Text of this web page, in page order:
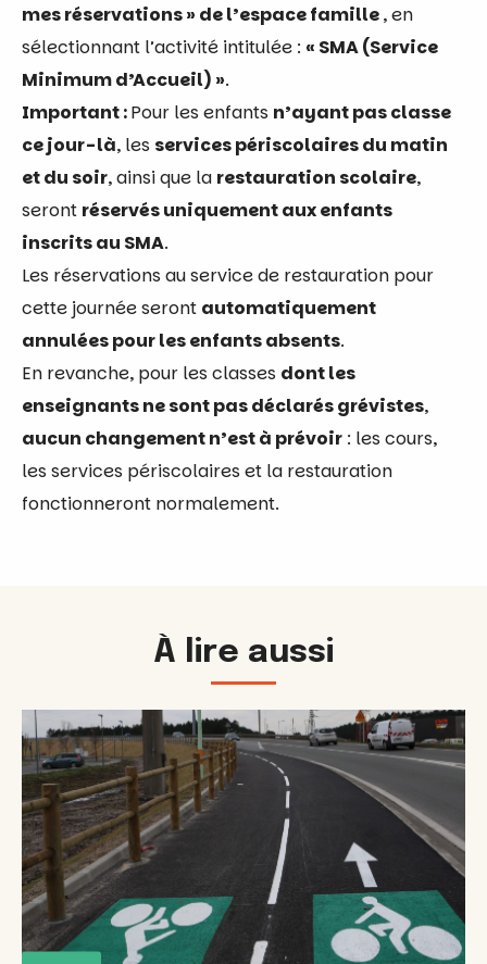
mes réservations » de l’espace famille, en
sélectionnant l’activité intitulée : « SMA (Service
Minimum d’Accueil) ».
Important :Pour les enfants n’ayant pas classe
ce jour-là, les services périscolaires du matin
et du soir, ainsi que la restauration scolaire,
seront réservés uniquement aux enfants
inscrits au SMA.
Les réservations au service de restauration pour
cette journée seront automatiquement
annulées pour les enfants absents.
En revanche, pour les classes dont les
enseignants ne sont pas déclarés grévistes,
aucun changement n’est à prévoir : les cours,
les services périscolaires et la restauration
fonctionneront normalement.
À lire aussi